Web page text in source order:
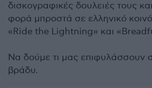
δισκογραφικές δουλειές τους
φορά μπροστά σε ελληνικό
«Ride the Lightning» και
Να δούμε τι μας επιφυλάσσουν
βράδυ.